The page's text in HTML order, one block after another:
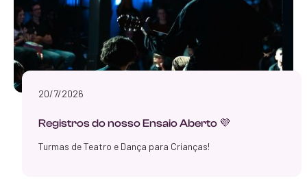
20/7/2026
Registros do nosso Ensaio Aberto 💜
Turmas de Teatro e Dança para Crianças!